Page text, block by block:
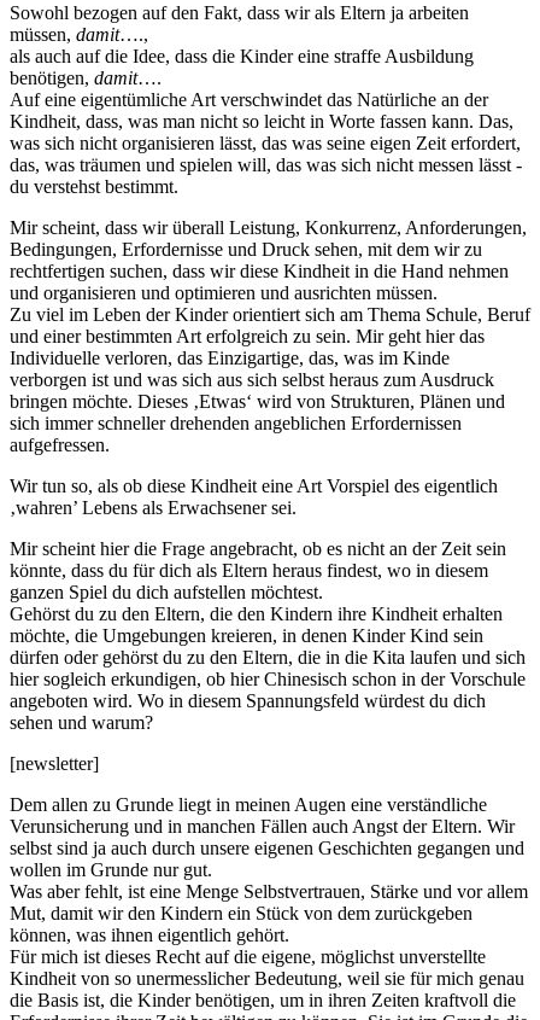
Sowohl bezogen auf den Fakt, dass wir als Eltern ja arbeiten
müssen, damit….,
als auch auf die Idee, dass die Kinder eine straffe Ausbildung
benötigen, damit….
Auf eine eigentümliche Art verschwindet das Natürliche an der
Kindheit, dass, was man nicht so leicht in Worte fassen kann. Das,
was sich nicht organisieren lässt, das was seine eigen Zeit erfordert,
das, was träumen und spielen will, das was sich nicht messen lässt -
du verstehst bestimmt.
Mir scheint, dass wir überall Leistung, Konkurrenz, Anforderungen,
Bedingungen, Erfordernisse und Druck sehen, mit dem wir zu
rechtfertigen suchen, dass wir diese Kindheit in die Hand nehmen
und organisieren und optimieren und ausrichten müssen.
Zu viel im Leben der Kinder orientiert sich am Thema Schule, Beruf
und einer bestimmten Art erfolgreich zu sein. Mir geht hier das
Individuelle verloren, das Einzigartige, das, was im Kinde
verborgen ist und was sich aus sich selbst heraus zum Ausdruck
bringen möchte. Dieses ‚Etwas‘ wird von Strukturen, Plänen und
sich immer schneller drehenden angeblichen Erfordernissen
aufgefressen.
Wir tun so, als ob diese Kindheit eine Art Vorspiel des eigentlich
‚wahren’ Lebens als Erwachsener sei.
Mir scheint hier die Frage angebracht, ob es nicht an der Zeit sein
könnte, dass du für dich als Eltern heraus findest, wo in diesem
ganzen Spiel du dich aufstellen möchtest.
Gehörst du zu den Eltern, die den Kindern ihre Kindheit erhalten
möchte, die Umgebungen kreieren, in denen Kinder Kind sein
dürfen oder gehörst du zu den Eltern, die in die Kita laufen und sich
hier sogleich erkundigen, ob hier Chinesisch schon in der Vorschule
angeboten wird. Wo in diesem Spannungsfeld würdest du dich
sehen und warum?
[newsletter]
Dem allen zu Grunde liegt in meinen Augen eine verständliche
Verunsicherung und in manchen Fällen auch Angst der Eltern. Wir
selbst sind ja auch durch unsere eigenen Geschichten gegangen und
wollen im Grunde nur gut.
Was aber fehlt, ist eine Menge Selbstvertrauen, Stärke und vor allem
Mut, damit wir den Kindern ein Stück von dem zurückgeben
können, was ihnen eigentlich gehört.
Für mich ist dieses Recht auf die eigene, möglichst unverstellte
Kindheit von so unermesslicher Bedeutung, weil sie für mich genau
die Basis ist, die Kinder benötigen, um in ihren Zeiten kraftvoll die